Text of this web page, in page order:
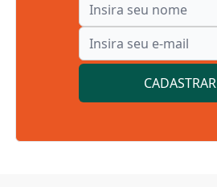
CADASTRAR